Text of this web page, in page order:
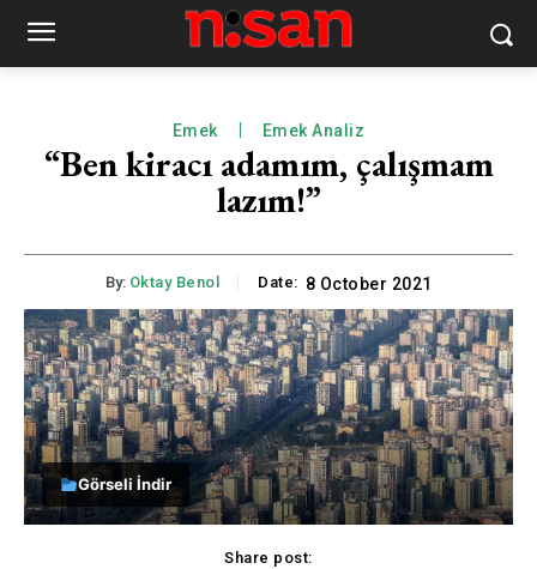
Emek Emek Analiz
“Ben kiracı adamım, çalışmam
lazım!”
By: Oktay Benol Date: 8 October 2021
Görseli İndir
Share post: